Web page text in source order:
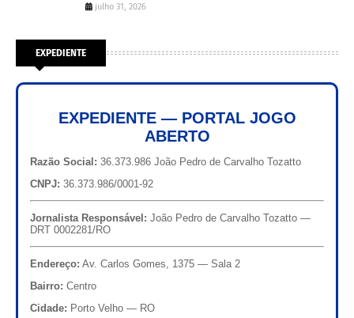
julho 31, 2026
EXPEDIENTE
EXPEDIENTE — PORTAL JOGO
ABERTO
Razão Social: 36.373.986 João Pedro de Carvalho Tozatto
CNPJ: 36.373.986/0001-92
Jornalista Responsável: João Pedro de Carvalho Tozatto —
DRT 0002281/RO
Endereço: Av. Carlos Gomes, 1375 — Sala 2
Bairro: Centro
Cidade: Porto Velho — RO